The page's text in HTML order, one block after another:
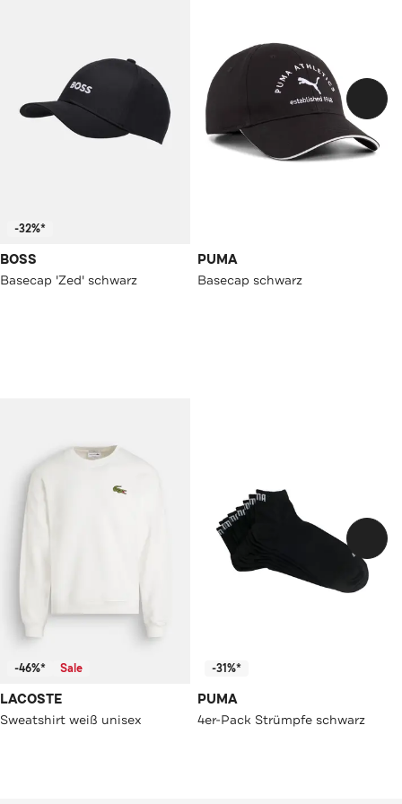
-32%*
BOSS
Basecap 'Zed' schwarz
PUMA
Basecap schwarz
-46%* Sale
LACOSTE
Sweatshirt weiß unisex
-31%*
PUMA
4er-Pack Strümpfe schwarz